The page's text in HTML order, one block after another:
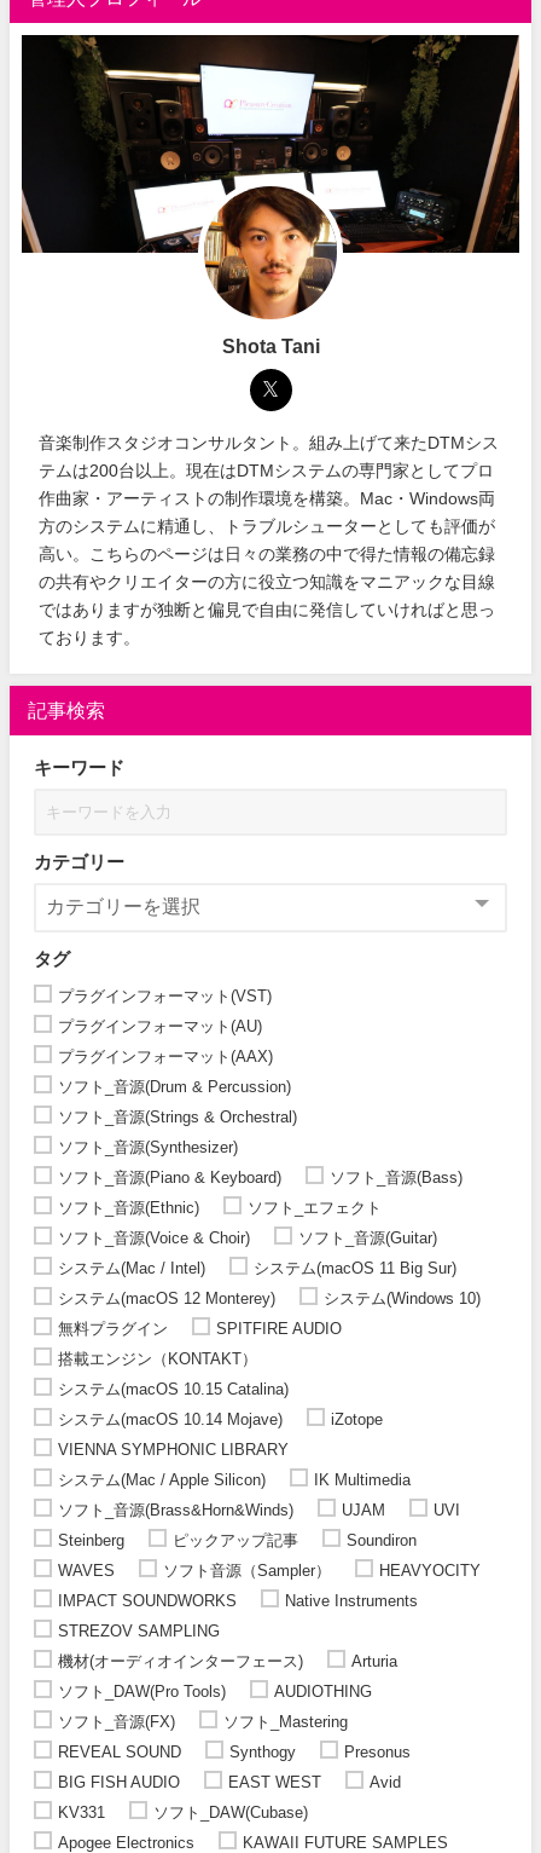
Shota Tani
音楽制作スタジオコンサルタント。組み上げて来たDTMシス
テムは200台以上。現在はDTMシステムの専門家としてプロ
作曲家・アーティストの制作環境を構築。Mac・Windows両
方のシステムに精通し、トラブルシューターとしても評価が
高い。こちらのページは日々の業務の中で得た情報の備忘録
の共有やクリエイターの方に役立つ知識をマニアックな目線
ではありますが独断と偏見で自由に発信していければと思っ
ております。
記事検索
キーワード
カテゴリー
タグ
プラグインフォーマット(VST)
プラグインフォーマット(AU)
プラグインフォーマット(AAX)
ソフト_音源(Drum & Percussion)
ソフト_音源(Strings & Orchestral)
ソフト_音源(Synthesizer)
ソフト_音源(Piano & Keyboard)
ソフト_音源(Bass)
ソフト_音源(Ethnic)
ソフト_エフェクト
ソフト_音源(Voice & Choir)
ソフト_音源(Guitar)
システム(Mac / Intel)
システム(macOS 11 Big Sur)
システム(macOS 12 Monterey)
システム(Windows 10)
無料プラグイン
SPITFIRE AUDIO
搭載エンジン（KONTAKT）
システム(macOS 10.15 Catalina)
システム(macOS 10.14 Mojave)
iZotope
VIENNA SYMPHONIC LIBRARY
システム(Mac / Apple Silicon)
IK Multimedia
ソフト_音源(Brass&Horn&Winds)
UJAM
UVI
Steinberg
ピックアップ記事
Soundiron
WAVES
ソフト音源（Sampler）
HEAVYOCITY
IMPACT SOUNDWORKS
Native Instruments
STREZOV SAMPLING
機材(オーディオインターフェース)
Arturia
ソフト_DAW(Pro Tools)
AUDIOTHING
ソフト_音源(FX)
ソフト_Mastering
REVEAL SOUND
Synthogy
Presonus
BIG FISH AUDIO
EAST WEST
Avid
KV331
ソフト_DAW(Cubase)
Apogee Electronics
KAWAII FUTURE SAMPLES